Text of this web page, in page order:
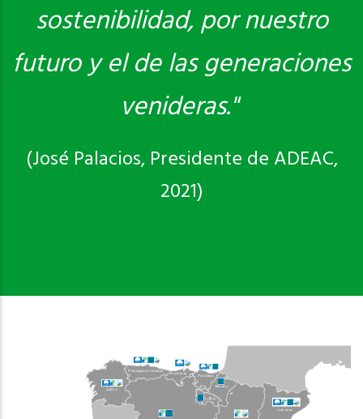
sostenibilidad, por nuestro
futuro y el de las generaciones
venideras."
(José Palacios, Presidente de ADEAC,
2021)